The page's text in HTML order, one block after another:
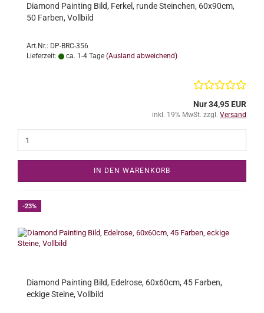
Diamond Painting Bild, Ferkel, runde Steinchen, 60x90cm,
50 Farben, Vollbild
Art.Nr.: DP-BRC-356
Lieferzeit:
ca. 1-4 Tage (Ausland abweichend)
Nur 34,95 EUR
inkl. 19% MwSt. zzgl. Versand
IN DEN WARENKORB
-23%
Diamond Painting Bild, Edelrose, 60x60cm, 45 Farben,
eckige Steine, Vollbild